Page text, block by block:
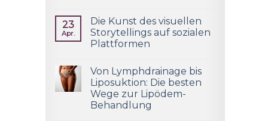
23
Apr.
Die Kunst des visuellen
Storytellings auf sozialen
Plattformen
Von Lymphdrainage bis
Liposuktion: Die besten
Wege zur Lipödem-
Behandlung